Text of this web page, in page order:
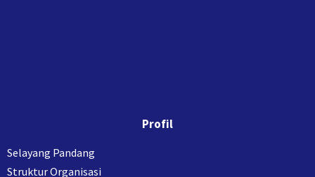
Profil
Selayang Pandang
Struktur Organisasi